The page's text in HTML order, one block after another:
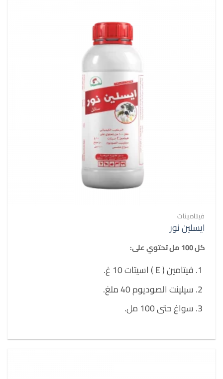
فيتامينات
ايسلين نور
كل 100 مل تحتوي على:
فيتامين ( E ) اسيتات 10 غ.
سيلينت الصوديوم 40 ملغ.
سواغ حتى 100 مل.